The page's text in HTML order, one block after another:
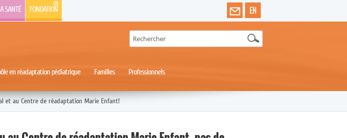
EN
SANTÉ FONDATION
en réadaptation pédiatrique Familles Professionnels
et au Centre de réadaptation Marie Enfant!